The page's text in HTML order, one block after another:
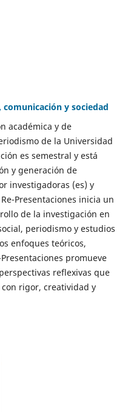
y sociedad
académica y de
de la Universidad
es semestral y está
y generación de
investigadoras (es) y
Presentaciones inicia un
de la investigación en
periodismo y estudios
enfoques teóricos,
promueve
reflexivas que
rigor, creatividad y